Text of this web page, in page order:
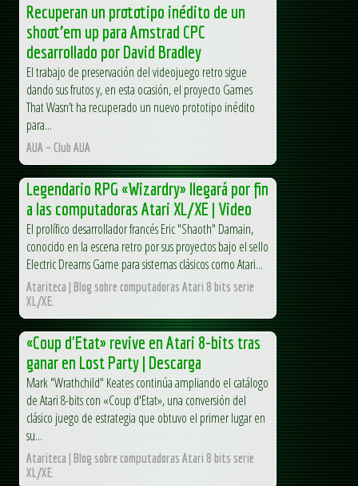
Recuperan un prototipo inédito de un
shoot’em up para Amstrad CPC
desarrollado por David Bradley
El trabajo de preservación del videojuego retro sigue
dando sus frutos y, en esta ocasión, el proyecto Games
That Wasn’t ha recuperado un nuevo prototipo inédito
para...
AUA – Club AUA
Legendario RPG «Wizardry» llegará por fin
a las computadoras Atari XL/XE | Video
El prolífico desarrollador francés Eric "Shaoth" Damain,
conocido en la escena retro por sus proyectos bajo el sello
Electric Dreams Game para sistemas clásicos como Atari...
Atariteca | Blog sobre computadoras Atari 8 bits serie
XL/XE.
«Coup d'Etat» revive en Atari 8-bits tras
ganar en Lost Party | Descarga
Mark "Wrathchild" Keates continúa ampliando el catálogo
de Atari 8-bits con «Coup d'Etat», una conversión del
clásico juego de estrategia que obtuvo el primer lugar en
su...
Atariteca | Blog sobre computadoras Atari 8 bits serie
XL/XE.